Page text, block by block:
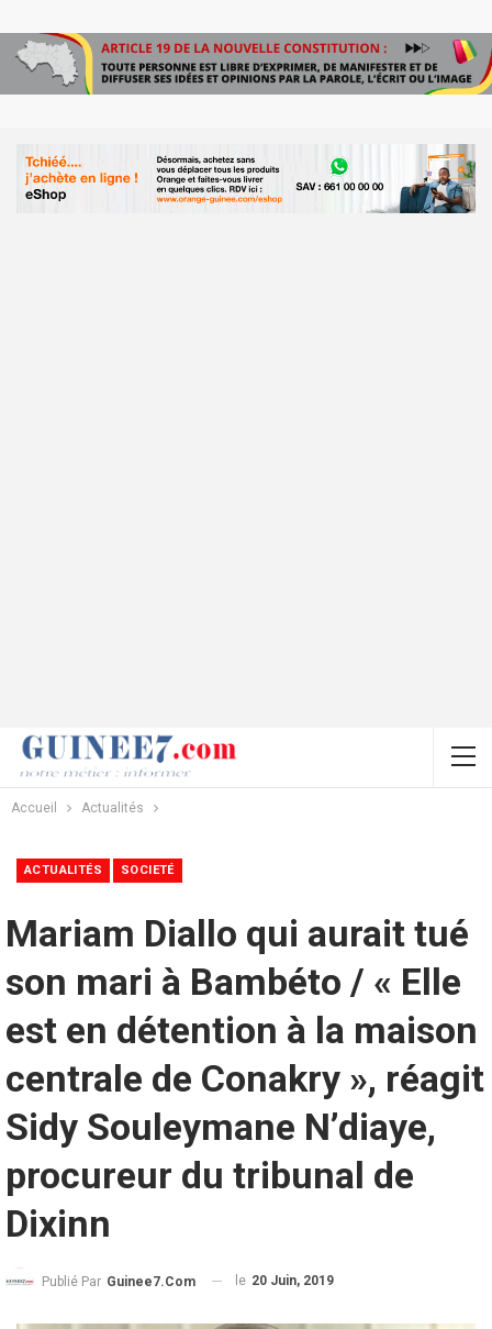
Accueil Actualités
ACTUALITÉS SOCIETÉ
Mariam Diallo qui aurait tué
son mari à Bambéto / « Elle
est en détention à la maison
centrale de Conakry », réagit
Sidy Souleymane N’diaye,
procureur du tribunal de
Dixinn
Publié Par Guinee7.com le 20 Juin, 2019